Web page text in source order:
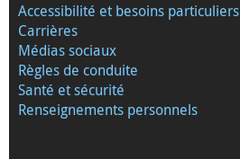
Accessibilité et besoins particuliers
Carrières
Médias sociaux
Règles de conduite
Santé et sécurité
Renseignements personnels